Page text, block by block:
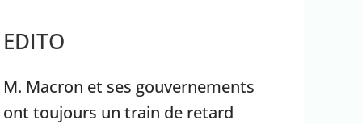
Benyamin Nétanyahou
EDITO
M. Macron et ses gouvernements
ont toujours un train de retard